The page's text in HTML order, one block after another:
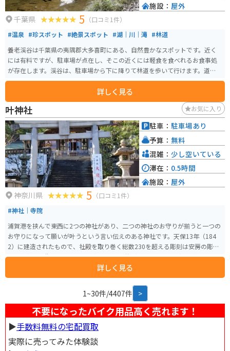
千葉県 5 （口コミ1件）
#温泉 #珍スポット #絶景スポット #湖｜川｜滝 #林道
養老渓谷は千葉県の夷隅郡大多喜町にある、自然豊かなスポットです。近く
には有料ですが、駐車場が点在し、そこの近くには軽食を食べれるお食事処
が存在します。渓谷は、駐車場から下に降りて林道を歩いて行けます。道は滑
りやすいので、気をつけてください。
詳しく見る
施設： 屋外
叶神社 お気に入り
神奈川県 5 （口コミ1件）
#神社｜寺院
浦賀港を挟んで東西に2つの神社があり、二つの神社のお守りが揃うと一つの
お守りになって願いが叶うという言い伝えのある神社です。天保13年（184
2）に建造されたもので、社殿を取り巻く総数230を超える彫刻は安房の彫刻
師「後藤利兵衛」の作品です。拝殿の格天井（ごうてんじょう）の花鳥の彫
刻には、当時の日本には渡来していないとされる花や鳥も彫られています。
詳しく見る
駐車： 駐車場あり
予算： 無料
混雑： 少し空いている
滞在： 0.5時間
施設： 屋外
1~30件/4407件 >
不要になったバイク用品高く売れます！
▶︎手数料無料の宅配買取
実際に売ってみた体験談